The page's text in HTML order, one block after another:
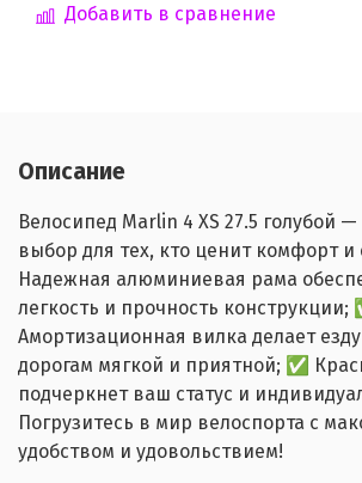
Добавить в сравнение
Описание
Велосипед Marlin 4 XS 27.5 голубой
выбор для тех, кто ценит комфорт и
Надежная алюминиевая рама
легкость и прочность конструкции;
Амортизационная вилка делает
дорогам мягкой и приятной; ✅
подчеркнет ваш статус и
Погрузитесь в мир велоспорта с
удобством и удовольствием!